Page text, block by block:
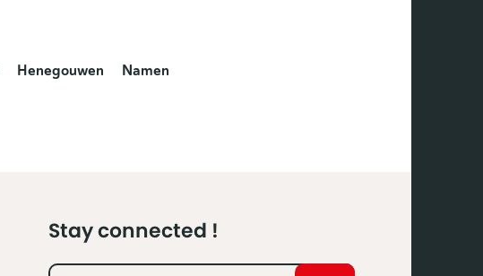
Henegouwen Namen
Stay connected !